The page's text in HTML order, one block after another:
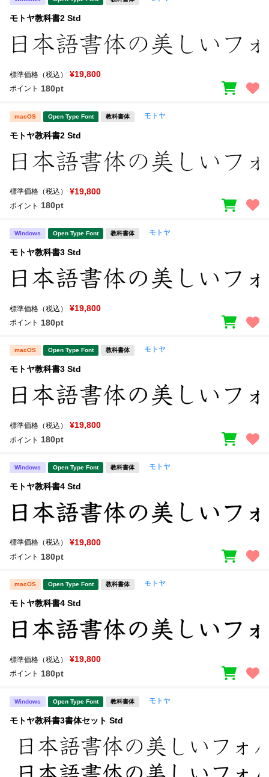
モトヤ教科書2 Std
標準価格（税込） ¥19,800
ポイント 180pt
macOS Open Type Font 教科書体 モトヤ
モトヤ教科書2 Std
標準価格（税込） ¥19,800
ポイント 180pt
Windows Open Type Font 教科書体 モトヤ
モトヤ教科書3 Std
標準価格（税込） ¥19,800
ポイント 180pt
macOS Open Type Font 教科書体 モトヤ
モトヤ教科書3 Std
標準価格（税込） ¥19,800
ポイント 180pt
Windows Open Type Font 教科書体 モトヤ
モトヤ教科書4 Std
標準価格（税込） ¥19,800
ポイント 180pt
macOS Open Type Font 教科書体 モトヤ
モトヤ教科書4 Std
標準価格（税込） ¥19,800
ポイント 180pt
Windows Open Type Font 教科書体 モトヤ
モトヤ教科書3書体セット Std